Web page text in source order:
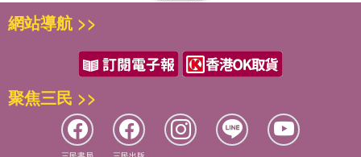
網站導航 >>
聚焦三民 >>